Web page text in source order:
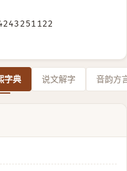
字典 说文解字 音韵方